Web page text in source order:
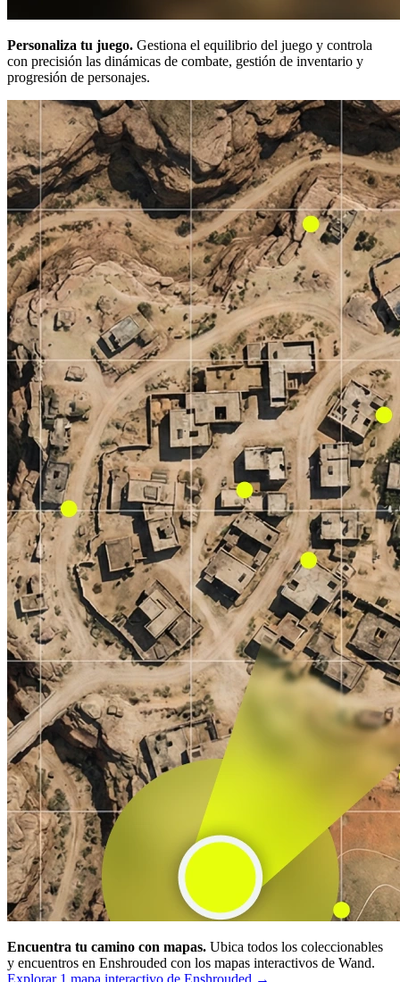
Personaliza tu juego. Gestiona el equilibrio del juego y controla
con precisión las dinámicas de combate, gestión de inventario y
progresión de personajes.
Encuentra tu camino con mapas. Ubica todos los coleccionables
y encuentros en Enshrouded con los mapas interactivos de Wand.
Explorar 1 mapa interactivo de Enshrouded →